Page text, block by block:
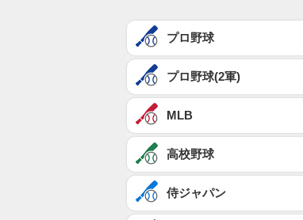
プロ野球
プロ野球(2軍)
MLB
高校野球
侍ジャパン